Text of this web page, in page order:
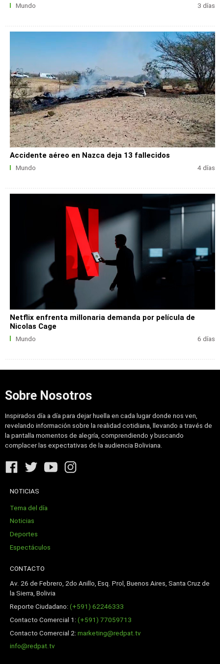
Mundo 3 días
Accidente aéreo en Nazca deja 13 fallecidos
Mundo 4 días
Netflix enfrenta millonaria demanda por película de
Nicolas Cage
Mundo 6 días
Sobre Nosotros
Inspirados día a día para dejar huella en cada lugar donde nos ven,
revelando información sobre la realidad cotidiana, llevando a través de
la pantalla momentos de alegría, comprendiendo y buscando
complacer las expectativas de la audiencia Boliviana.
NOTICIAS
Tema del día
Noticias
Deportes
Espectáculos
CONTACTO
Av. 26 de Febrero, 2do Anillo, Esq. Prol, Buenos Aires, Santa Cruz de
la Sierra, Bolivia
Reporte Ciudadano:(+591) 62246333
Contacto Comercial 1:(+591) 77059713
Contacto Comercial 2:marketing@redpat.tv
info@redpat.tv